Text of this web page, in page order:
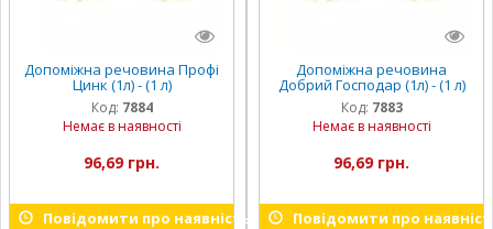
Допоміжна речовина Профі
Цинк (1л) - (1 л)
Код: 7884
Немає в наявності
96,69 грн.
Повідомити про наявність
Допоміжна речовина
Добрий Господар (1л) - (1 л)
Код: 7883
Немає в наявності
96,69 грн.
Повідомити про